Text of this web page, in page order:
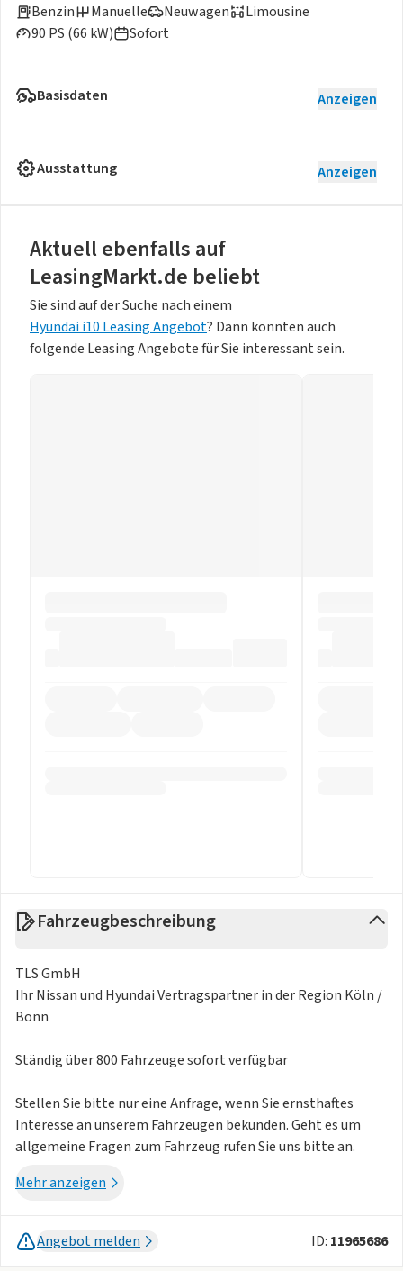
Benzin
Neuwagen
90 PS (66 kW)
Manuelle
Limousine
Sofort
Basisdaten Anzeigen
Ausstattung Anzeigen
Aktuell ebenfalls auf
LeasingMarkt.de beliebt
Sie sind auf der Suche nach einem
Hyundai i10 Leasing Angebot? Dann könnten auch
folgende Leasing Angebote für Sie interessant sein.
Fahrzeugbeschreibung
TLS GmbH
Ihr Nissan und Hyundai Vertragspartner in der Region Köln /
Bonn
Ständig über 800 Fahrzeuge sofort verfügbar
Stellen Sie bitte nur eine Anfrage, wenn Sie ernsthaftes
Interesse an unserem Fahrzeugen bekunden. Geht es um
allgemeine Fragen zum Fahrzeug rufen Sie uns bitte an.
Der Deal ist ausschliesslich für Privatkunden gültig
Mehr anzeigen
Angebot melden ID: 11965686